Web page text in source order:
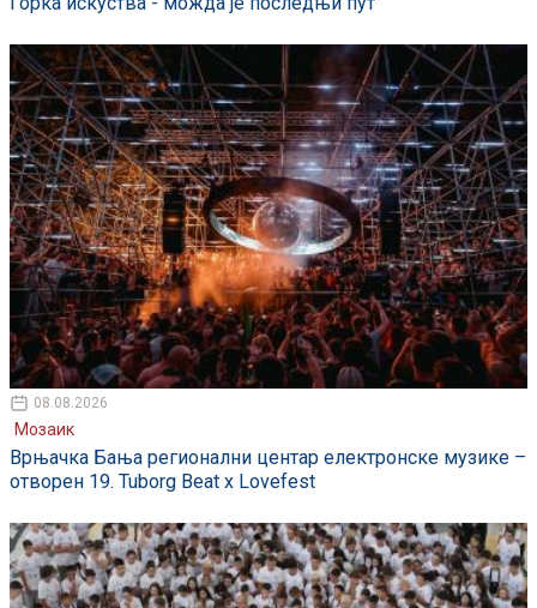
08.08.2026
Мозаик
Врњачка Бања регионални центар електронске музике –
отворен 19. Tuborg Beat x Lovefest